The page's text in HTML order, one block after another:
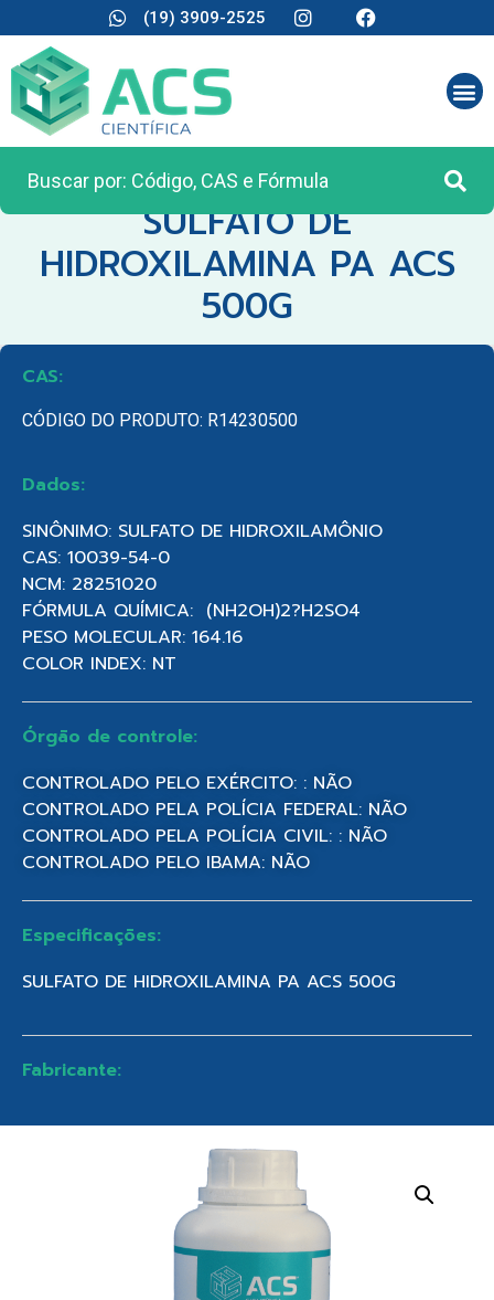
(19) 3909-2525
CATEGORIA:REAGENTES ANALÍTICOS
SULFATO DE
HIDROXILAMINA PA ACS
500G
CAS:
CÓDIGO DO PRODUTO: R14230500
Dados:
SINÔNIMO: SULFATO DE HIDROXILAMÔNIO
CAS: 10039-54-0
NCM: 28251020
FÓRMULA QUÍMICA: (NH2OH)2?H2SO4
PESO MOLECULAR: 164.16
COLOR INDEX: NT
Órgão de controle:
CONTROLADO PELO EXÉRCITO: : NÃO
CONTROLADO PELA POLÍCIA FEDERAL: NÃO
CONTROLADO PELA POLÍCIA CIVIL: : NÃO
CONTROLADO PELO IBAMA: NÃO
Especificações:
SULFATO DE HIDROXILAMINA PA ACS 500G
Fabricante: